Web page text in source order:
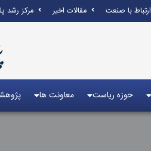
ارتباط با صنعت مقالات اخیر مرکز رشد
حوزه ریاست معاونت ها